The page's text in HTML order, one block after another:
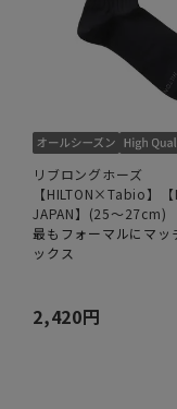
リブロングホーズ
【HILTON×Tabio】【
JAPAN】(25～27cm)
最もフォーマルにマッ
ックス
2,420円